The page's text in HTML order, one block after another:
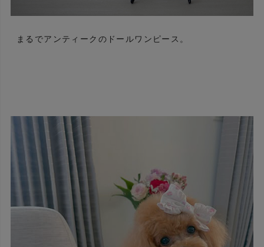
まるでアンティークのドールワンピース。